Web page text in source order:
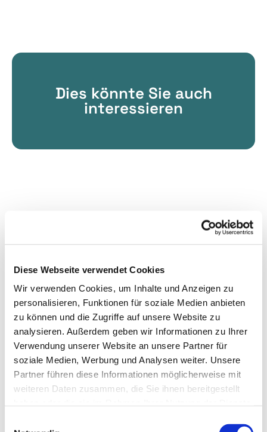
Diese Webseite verwendet Cookies
Wir verwenden Cookies, um Inhalte und Anzeigen zu
personalisieren, Funktionen für soziale Medien anbieten
zu können und die Zugriffe auf unsere Website zu
analysieren. Außerdem geben wir Informationen zu Ihrer
Verwendung unserer Website an unsere Partner für
soziale Medien, Werbung und Analysen weiter. Unsere
Partner führen diese Informationen möglicherweise mit
weiteren Daten zusammen, die Sie ihnen bereitgestellt
Dies könnte Sie auch
interessieren